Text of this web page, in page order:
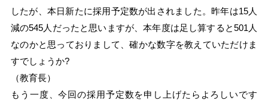
したが、本日新たに採用予定数が出されました。昨年は15人
減の545人だったと思いますが、本年度は足し算すると501人
なのかと思っておりまして、確かな数字を教えていただけま
すでしょうか?
（教育長）
もう一度、今回の採用予定数を申し上げたらよろしいです